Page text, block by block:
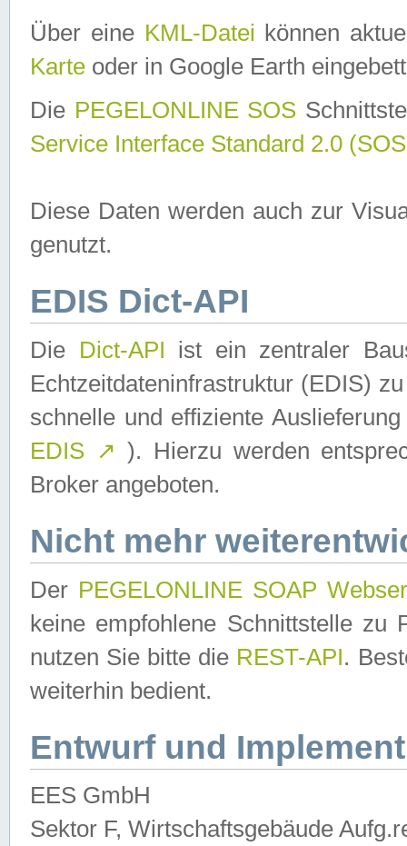
Über eine KML-Datei können
Karte oder in Google Earth
Die PEGELONLINE SOS
Service Interface Standard 2.0
Diese Daten werden auch zur
genutzt.
EDIS Dict-API
Die Dict-API ist ein zentraler
Echtzeitdateninfrastruktur (EDIS)
schnelle und effiziente
EDIS ↗ ). Hierzu werden
Broker angeboten.
Nicht mehr
Der PEGELONLINE SOAP
keine empfohlene Schnittstelle zu
nutzen Sie bitte die REST-API.
weiterhin bedient.
Entwurf und
EES GmbH
Sektor F, Wirtschaftsgebäude